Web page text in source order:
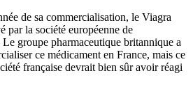
de sa commercialisation, le Viagra
par la société européenne de
groupe pharmaceutique britannique a
ce médicament en France, mais ce
française devrait bien sûr avoir réagi